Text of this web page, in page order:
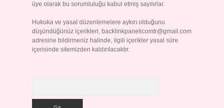
üye olarak bu sorumluluğu kabul etmiş sayılırlar.
Hukuka ve yasal düzenlemelere aykırı olduğunu
düşündüğünüz içerikleri, backlinkpanelicomtr@gmail.com
adresine bildirmeniz halinde, ilgili içerikler yasal süre
içerisinde sitemizden kaldırılacaktır.